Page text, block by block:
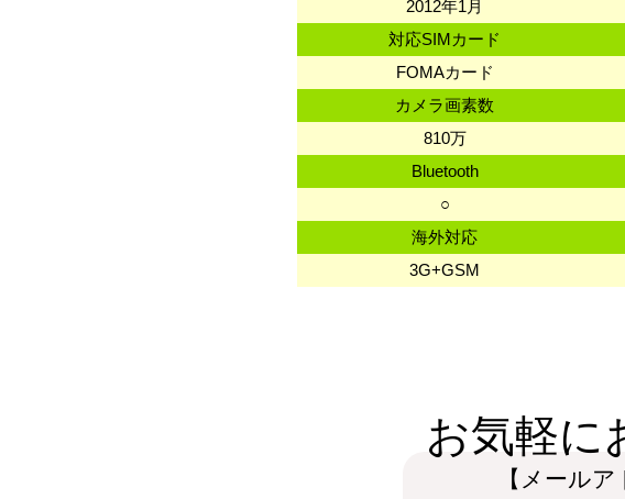
2012年1月
対応SIMカード
FOMAカード
カメラ画素数
810万
Bluetooth
○
海外対応
3G+GSM
お気軽に
【メール